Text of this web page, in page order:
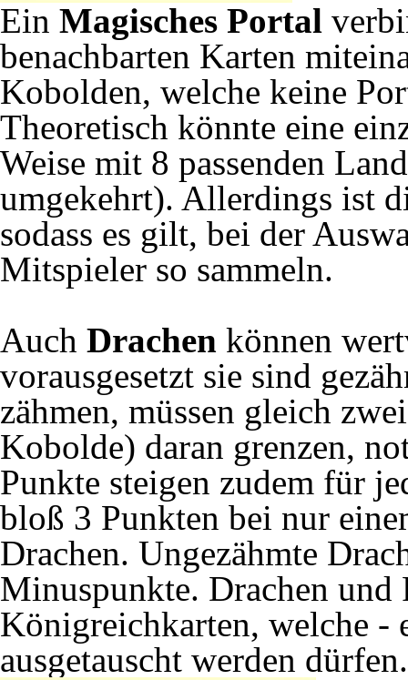
Ein Magisches Portal
benachbarten Karten
Kobolden, welche keine
Theoretisch könnte eine
Weise mit 8 passenden
umgekehrt). Allerdings ist
sodass es gilt, bei der
Mitspieler so sammeln.
Auch Drachen können
vorausgesetzt sie sind
zähmen, müssen gleich
Kobolde) daran grenzen,
Punkte steigen zudem für
bloß 3 Punkten bei nur
Drachen. Ungezähmte
Minuspunkte. Drachen und
Königreichkarten, welche -
ausgetauscht werden dürfen.